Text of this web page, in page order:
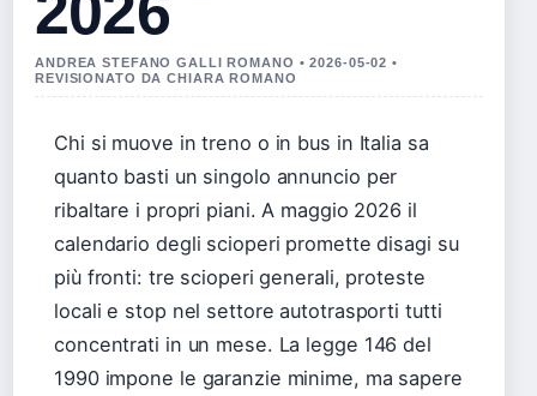
ANDREA STEFANO GALLI ROMANO • 2026-05-02 •
REVISIONATO DA CHIARA ROMANO
Chi si muove in treno o in bus in Italia sa
quanto basti un singolo annuncio per
ribaltare i propri piani. A maggio 2026 il
calendario degli scioperi promette disagi su
più fronti: tre scioperi generali, proteste
locali e stop nel settore autotrasporti tutti
concentrati in un mese. La legge 146 del
1990 impone le garanzie minime, ma sapere